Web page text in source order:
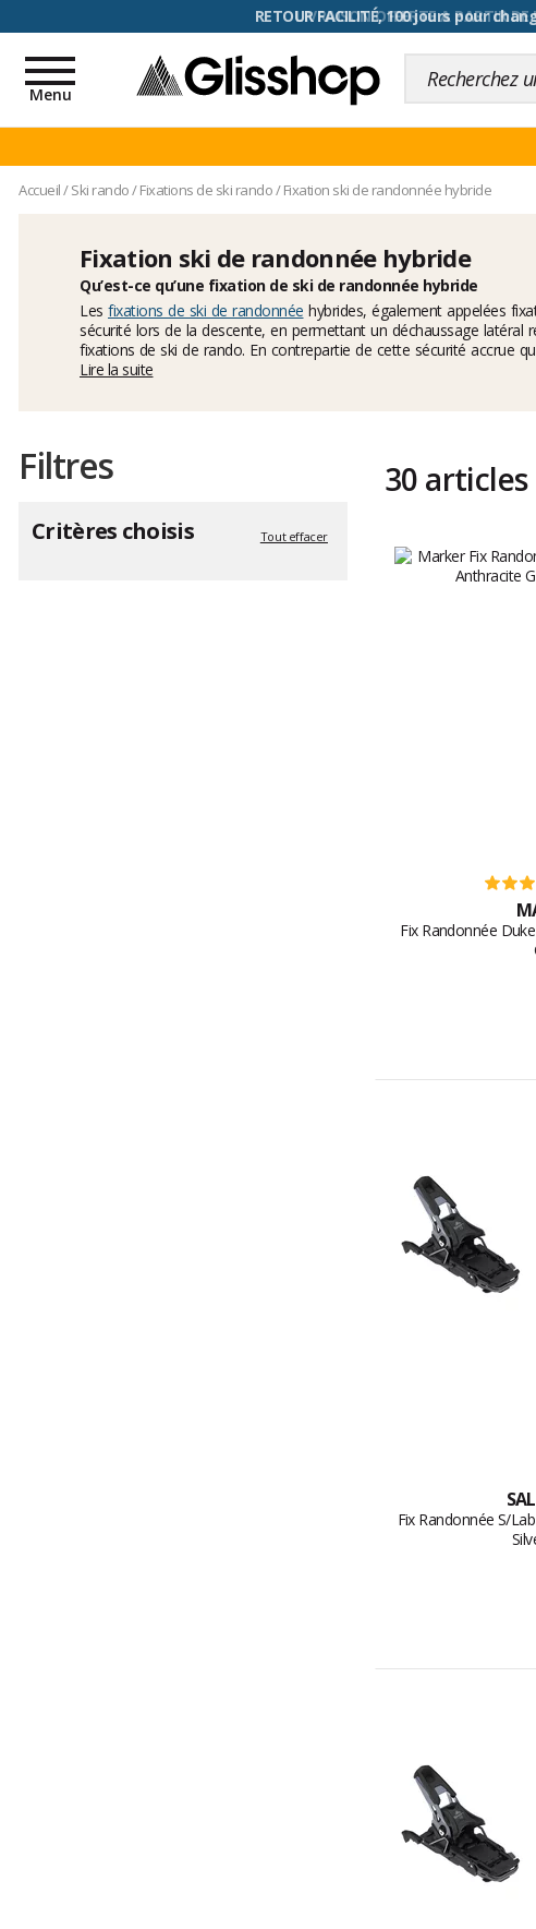
RETOUR FACILITÉ, 100 jours pour
Toggle
navigation
Menu
Accueil/Ski rando/Fixations de ski rando/Fixation ski de randonnée hybride
Fixation ski de randonnée hybride
Qu’est-ce qu’une fixation de ski de randonnée hybride
Les fixations de ski de randonnée
sécurité lors de la descente, en permettant un déchaussage
fixations de ski de rando. En contrepartie de cette sécurité accrue
plaque.
Lire la suite
Filtres
Critères choisis Tout effacer
30 articles
Fix Randonnée
Fix Randonnée S/